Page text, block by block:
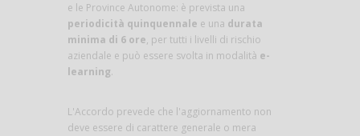
e le Province Autonome: è prevista una
periodicità quinquennale e una durata
minima di 6 ore, per tutti i livelli di rischio
aziendale e può essere svolta in modalità e-
learning.
L'Accordo prevede che l'aggiornamento non
deve essere di carattere generale o mera